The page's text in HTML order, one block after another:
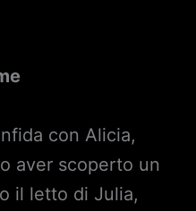
con Alicia,
aver scoperto un
il letto di Julia,